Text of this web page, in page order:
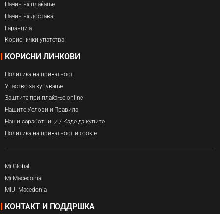
Начин на плаќање
Начин на достава
Гаранција
Кориснички упатства
КОРИСНИ ЛИНКОВИ
Политика на приватност
Упаство за купување
Заштита при плаќање online
Нашите Услови и Правила
Наши соработници / Каде да купите
Политика на приватност и cookie
Mi Global
Mi Macedonia
MIUI Macedonia
КОНТАКТ И ПОДДРШКА